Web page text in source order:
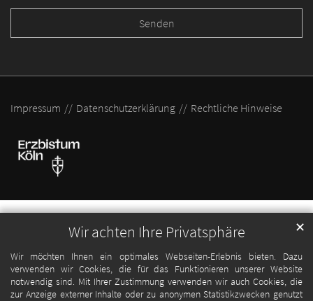
Wir achten Ihre Privatsphäre
Wir möchten Ihnen ein optimales Webseiten-Erlebnis bieten. Dazu
verwenden wir Cookies, die für das Funktionieren unserer Website
notwendig sind. Mit Ihrer Zustimmung verwenden wir auch Cookies, die
zur Anzeige externer Inhalte oder zu anonymen Statistikzwecken genutzt
✕
Impressum Datenschutzerklärung Rechtliche Hinweise